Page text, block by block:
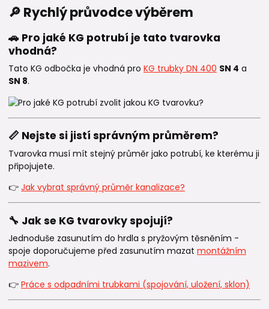
🔎 Rychlý průvodce výběrem
🚗 Pro jaké KG potrubí je tato tvarovka
vhodná?
Tato KG odbočka je vhodná pro KG trubky DN 400 SN 4 a
SN 8.
📏 Nejste si jistí správným průměrem?
Tvarovka musí mít stejný průměr jako potrubí, ke kterému ji
připojujete.
👉 Jak vybrat správný průměr kanalizace?
🔧 Jak se KG tvarovky spojují?
Jednoduše zasunutím do hrdla s pryžovým těsněním -
spoje doporučujeme před zasunutím mazat montážním
mazivem.
👉 Práce s odpadními trubkami (spojování, uložení, sklon)